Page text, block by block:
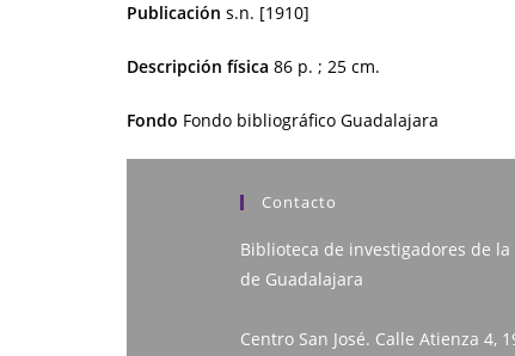
Publicación s.n. [1910]
Descripción física 86 p. ; 25 cm.
Fondo Fondo bibliográfico Guadalajara
Contacto
Biblioteca de investigadores de
de Guadalajara
Centro San José. Calle Atienza 4,